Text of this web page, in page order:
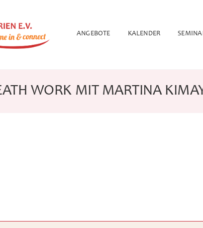
ANGEBOTE KALENDER
WORK MIT MARTINA